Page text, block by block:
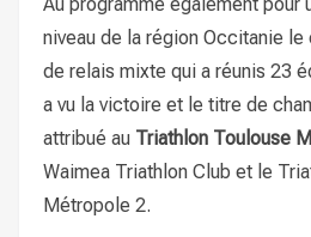
niveau de la région Occitanie le
de relais mixte qui a réunis 23
a vu la victoire et le titre de
attribué au Triathlon Toulouse
Waimea Triathlon Club et le
Métropole 2.